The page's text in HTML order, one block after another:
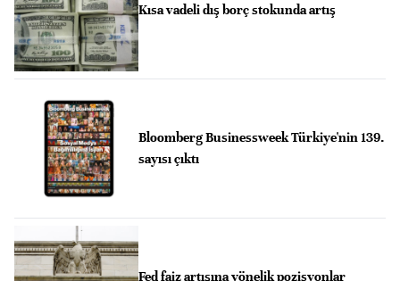
Kısa vadeli dış borç stokunda artış
Bloomberg Businessweek Türkiye'nin 139.
sayısı çıktı
Fed faiz artışına yönelik pozisyonlar